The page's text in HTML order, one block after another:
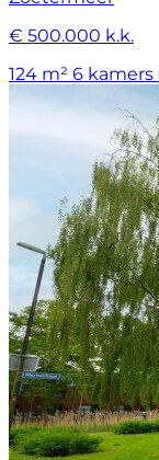
€ 500.000 k.k.
124 m² 6 kamers